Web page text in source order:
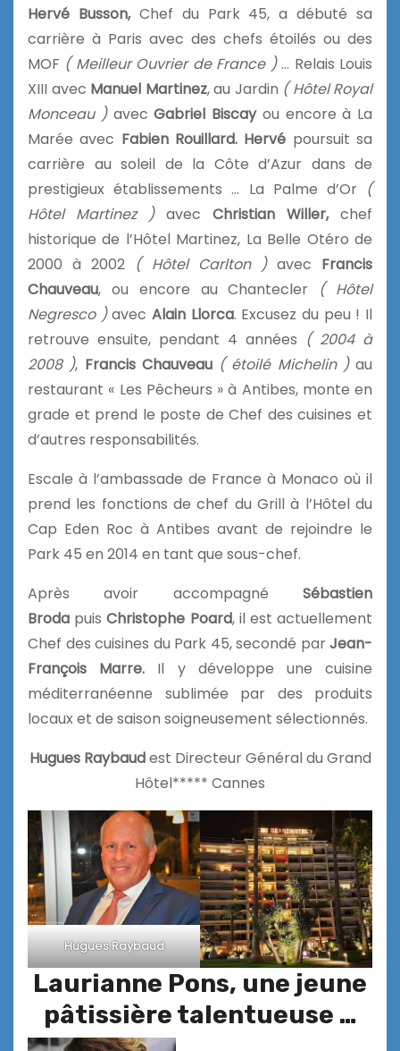
Hervé Busson,Chef du Park 45, a débuté sa
carrière à Paris avec des chefs étoilés ou des
MOF ( Meilleur Ouvrier de France )… Relais Louis
XIII avec Manuel Martinez, au Jardin ( Hôtel Royal
Monceau )avec Gabriel Biscayou encore à La
Marée avec Fabien Rouillard. Hervé poursuit sa
carrière au soleil de la Côte d’Azur dans de
prestigieux établissements … La Palme d’Or (
Hôtel Martinez )avec Christian Willer,chef
historique de l’Hôtel Martinez, La Belle Otéro de
2000 à 2002 ( Hôtel Carlton )avec Francis
Chauveau, ou encore au Chantecler ( Hôtel
Negresco )avecAlain Llorca. Excusez du peu ! Il
retrouve ensuite, pendant 4 années ( 2004 à
2008 ), Francis Chauveau ( étoilé Michelin )au
restaurant « Les Pêcheurs » à Antibes, monte en
grade et prend le poste de Chef des cuisines et
d’autres responsabilités.
Escale à l’ambassade de France à Monaco où il
prend les fonctions dechef du Grill à l’Hôtel du
Cap Eden Roc à Antibes avant de rejoindre le
Park 45 en 2014 en tant que sous-chef.
Après avoir accompagné Sébastien
Broda puisChristophe Poard, il est actuellement
Chef des cuisines du Park 45, secondé parJean-
François Marre. Il y développe une cuisine
méditerranéenne sublimée par des produits
locaux et de saison soigneusement sélectionnés.
Hugues Raybaudest Directeur Général du Grand
Hôtel***** Cannes
Hugues Raybaud
Laurianne Pons, une jeune
pâtissière talentueuse …